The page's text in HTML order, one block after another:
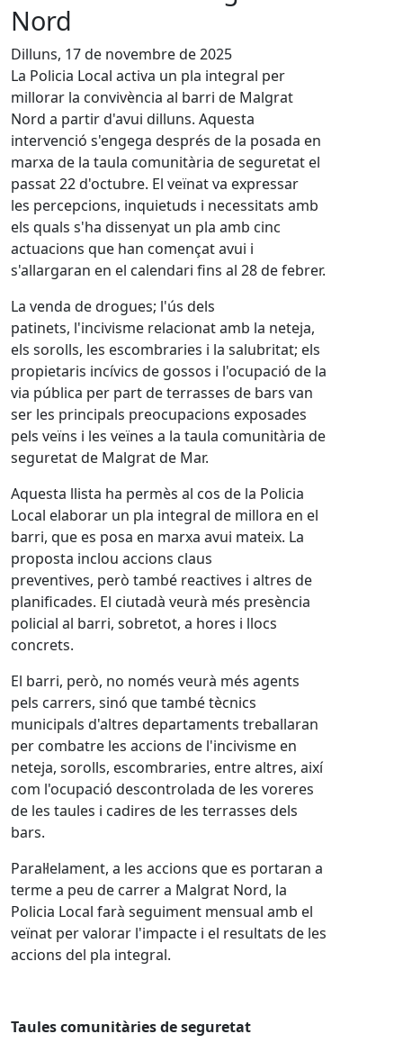
Nord
Dilluns, 17 de novembre de 2025
La Policia Local activa un pla integral per
millorar la convivència al barri de Malgrat
Nord a partir d'avui dilluns. Aquesta
intervenció s'engega després de la posada en
marxa de la taula comunitària de seguretat el
passat 22 d'octubre. El veïnat va expressar
les percepcions, inquietuds i necessitats amb
els quals s'ha dissenyat un pla amb cinc
actuacions que han començat avui i
s'allargaran en el calendari fins al 28 de febrer.
La venda de drogues; l'ús dels
patinets, l'incivisme relacionat amb la neteja,
els sorolls, les escombraries i la salubritat; els
propietaris incívics de gossos i l'ocupació de la
via pública per part de terrasses de bars van
ser les principals preocupacions exposades
pels veïns i les veïnes a la taula comunitària de
seguretat de Malgrat de Mar.
Aquesta llista ha permès al cos de la Policia
Local elaborar un pla integral de millora en el
barri, que es posa en marxa avui mateix. La
proposta inclou accions claus
preventives, però també reactives i altres de
planificades. El ciutadà veurà més presència
policial al barri, sobretot, a hores i llocs
concrets.
El barri, però, no només veurà més agents
pels carrers, sinó que també tècnics
municipals d'altres departaments treballaran
per combatre les accions de l'incivisme en
neteja, sorolls, escombraries, entre altres, així
com l'ocupació descontrolada de les voreres
de les taules i cadires de les terrasses dels
bars.
Paral·lelament, a les accions que es portaran a
terme a peu de carrer a Malgrat Nord, la
Policia Local farà seguiment mensual amb el
veïnat per valorar l'impacte i el resultats de les
accions del pla integral.
Taules comunitàries de seguretat